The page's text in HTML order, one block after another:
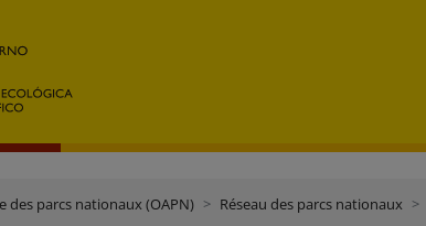
des parcs nationaux (OAPN) Réseau des parcs nationaux